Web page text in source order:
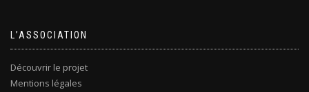
L’ASSOCIATION
Découvrir le projet
Mentions légales